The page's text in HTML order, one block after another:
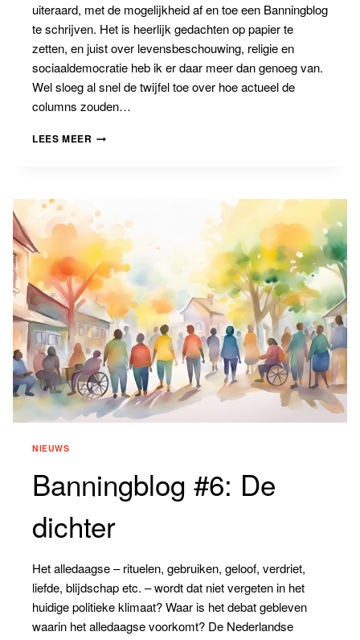
uiteraard, met de mogelijkheid af en toe een Banningblog
te schrijven. Het is heerlijk gedachten op papier te
zetten, en juist over levensbeschouwing, religie en
sociaaldemocratie heb ik er daar meer dan genoeg van.
Wel sloeg al snel de twijfel toe over hoe actueel de
columns zouden…
LEES MEER BANNINGBLOG
NIEUWS
Banningblog #6: De
dichter
Het alledaagse – rituelen, gebruiken, geloof, verdriet,
liefde, blijdschap etc. – wordt dat niet vergeten in het
huidige politieke klimaat? Waar is het debat gebleven
waarin het alledaagse voorkomt? De Nederlandse